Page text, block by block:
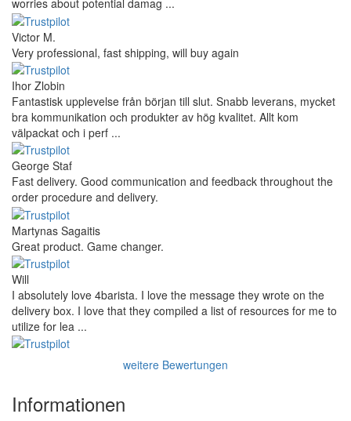
worries about potential damag ...
Victor M.
Very professional, fast shipping, will buy again
Ihor Zlobin
Fantastisk upplevelse från början till slut. Snabb leverans, mycket
bra kommunikation och produkter av hög kvalitet. Allt kom
välpackat och i perf ...
George Staf
Fast delivery. Good communication and feedback throughout the
order procedure and delivery.
Martynas Sagaitis
Great product. Game changer.
Will
I absolutely love 4barista. I love the message they wrote on the
delivery box. I love that they compiled a list of resources for me to
utilize for lea ...
weitere Bewertungen
Informationen